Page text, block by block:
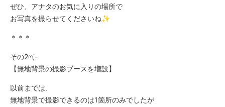
ぜひ、アナタのお気に入りの場所で
お写真を撮らせてくださいね✨
＊＊＊
その2ෆ ̖́-
【無地背景の撮影ブースを増設】
以前までは、
無地背景で撮影できるのは1箇所のみでしたが